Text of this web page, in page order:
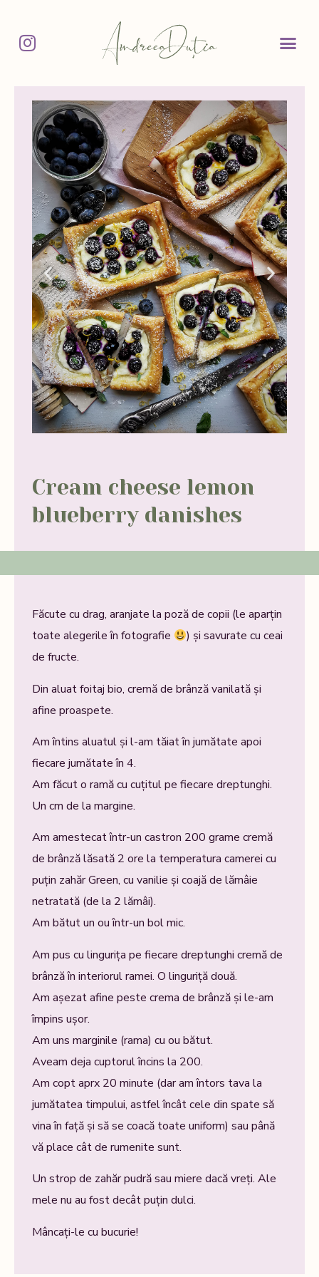
Cream cheese lemon
blueberry danishes
Făcute cu drag, aranjate la poză de copii (le aparțin
toate alegerile în fotografie
) și savurate cu ceai
de fructe.
Din aluat foitaj bio, cremă de brânză vanilată și
afine proaspete.
Am întins aluatul și l-am tăiat în jumătate apoi
fiecare jumătate în 4.
Am făcut o ramă cu cuțitul pe fiecare dreptunghi.
Un cm de la margine.
Am amestecat într-un castron 200 grame cremă
de brânză lăsată 2 ore la temperatura camerei cu
puțin zahăr Green, cu vanilie și coajă de lămâie
netratată (de la 2 lămâi).
Am bătut un ou într-un bol mic.
Am pus cu lingurița pe fiecare dreptunghi cremă de
brânză în interiorul ramei. O linguriță două.
Am așezat afine peste crema de brânză și le-am
împins ușor.
Am uns marginile (rama) cu ou bătut.
Aveam deja cuptorul încins la 200.
Am copt aprx 20 minute (dar am întors tava la
jumătatea timpului, astfel încât cele din spate să
vina în față și să se coacă toate uniform) sau până
vă place cât de rumenite sunt.
Un strop de zahăr pudră sau miere dacă vreți. Ale
mele nu au fost decât puțin dulci.
Mâncați-le cu bucurie!